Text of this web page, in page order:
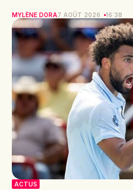
MYLÈNE DORA7 AOÛT 2026 16:38
ACTUS